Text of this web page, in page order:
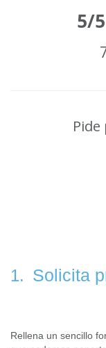
5/5
1. Solicita
Rellena un sencillo